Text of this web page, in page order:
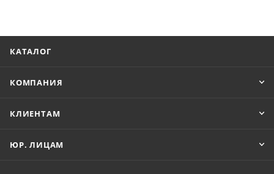
КАТАЛОГ
КОМПАНИЯ
КЛИЕНТАМ
ЮР. ЛИЦАМ